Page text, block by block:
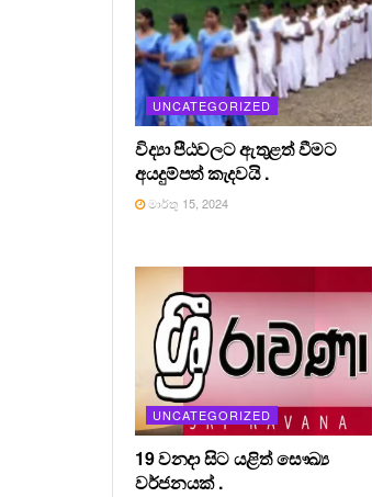
UNCATEGORIZED
විද්‍යා පීඨවලට ඇතුළත් වීමට
අයදුම්පත් කැදවයි .
මාර්තු 15, 2024
UNCATEGORIZED
19 වනදා සිට යළිත් සෞඛ්‍ය
වර්ජනයක් .